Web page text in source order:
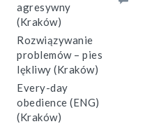
agresywny
(Kraków)
Rozwiązywanie
problemów – pies
lękliwy (Kraków)
Every-day
obedience (ENG)
(Kraków)